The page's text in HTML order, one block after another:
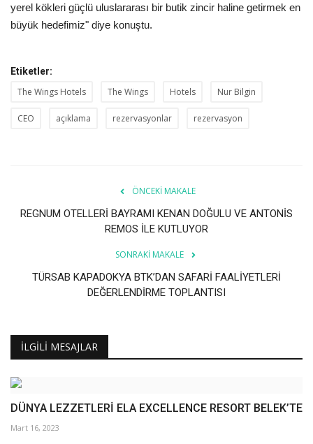
yerel kökleri güçlü uluslararası bir butik zincir haline getirmek en
büyük hedefimiz" diye konuştu.
Etiketler:
The Wings Hotels The Wings Hotels Nur Bilgin
CEO açıklama rezervasyonlar rezervasyon
ÖNCEKI MAKALE
REGNUM OTELLERİ BAYRAMI KENAN DOĞULU VE ANTONİS
REMOS İLE KUTLUYOR
SONRAKI MAKALE
TÜRSAB KAPADOKYA BTK’DAN SAFARİ FAALİYETLERİ
DEĞERLENDİRME TOPLANTISI
İLGILI MESAJLAR
DÜNYA LEZZETLERİ ELA EXCELLENCE RESORT BELEK’TE
Mart 16, 2023